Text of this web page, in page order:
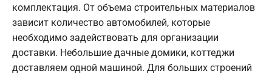
комплектация. От объема строительных материалов
зависит количество автомобилей, которые
необходимо задействовать для организации
доставки. Небольшие дачные домики, коттеджи
доставляем одной машиной. Для больших строений